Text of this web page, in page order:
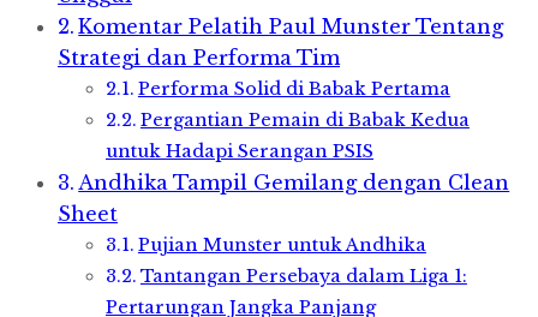
Komentar Pelatih Paul Munster Tentang
Strategi dan Performa Tim
Performa Solid di Babak Pertama
Pergantian Pemain di Babak Kedua
untuk Hadapi Serangan PSIS
Andhika Tampil Gemilang dengan Clean
Sheet
Pujian Munster untuk Andhika
Tantangan Persebaya dalam Liga 1:
Pertarungan Jangka Panjang